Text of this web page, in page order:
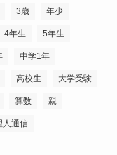
3歳 年少
4年生 5年生
中学1年
高校生 大学受験
算数 親
人通信